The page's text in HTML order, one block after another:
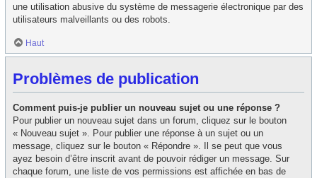
une utilisation abusive du système de messagerie électronique par des
utilisateurs malveillants ou des robots.
Haut
Problèmes de publication
Comment puis-je publier un nouveau sujet ou une réponse ?
Pour publier un nouveau sujet dans un forum, cliquez sur le bouton
« Nouveau sujet ». Pour publier une réponse à un sujet ou un
message, cliquez sur le bouton « Répondre ». Il se peut que vous
ayez besoin d’être inscrit avant de pouvoir rédiger un message. Sur
chaque forum, une liste de vos permissions est affichée en bas de